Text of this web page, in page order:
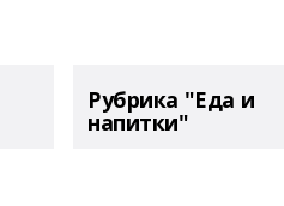
Рубрика "Еда и
напитки"